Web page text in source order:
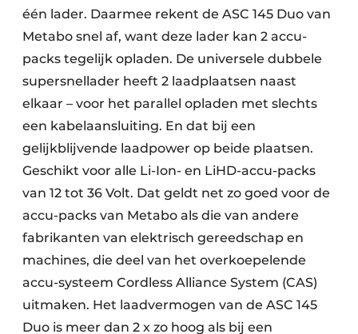
één lader. Daarmee rekent de ASC 145 Duo van
Metabo snel af, want deze lader kan 2 accu-
packs tegelijk opladen. De universele dubbele
supersnellader heeft 2 laadplaatsen naast
elkaar – voor het parallel opladen met slechts
een kabelaansluiting. En dat bij een
gelijkblijvende laadpower op beide plaatsen.
Geschikt voor alle Li-Ion- en LiHD-accu-packs
van 12 tot 36 Volt. Dat geldt net zo goed voor de
accu-packs van Metabo als die van andere
fabrikanten van elektrisch gereedschap en
machines, die deel van het overkoepelende
accu-systeem Cordless Alliance System (CAS)
uitmaken. Het laadvermogen van de ASC 145
Duo is meer dan 2 x zo hoog als bij een